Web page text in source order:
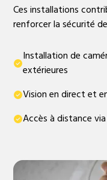
Ces installations
renforcer la sécurité
Installation de
extérieures
Vision en direct et
Accès à distance